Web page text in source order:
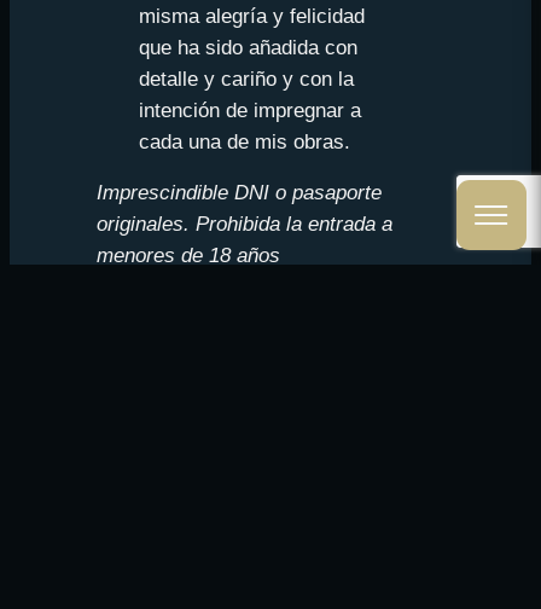
misma alegría y felicidad
que ha sido añadida con
detalle y cariño y con la
intención de impregnar a
cada una de mis obras.
Imprescindible DNI o pasaporte
originales. Prohibida la entrada a
menores de 18 años